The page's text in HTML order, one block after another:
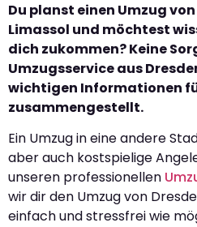
Du planst einen Umzug
Limassol und möchtest
dich zukommen? Keine
Umzugsservice aus
wichtigen Informationen
zusammengestellt.
Ein Umzug in eine andere
aber auch kostspielige
unseren professionellen
wir dir den Umzug von
einfach und stressfrei wie